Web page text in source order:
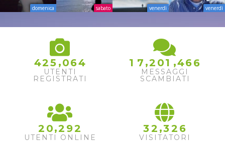
domenica sabato venerdì venerdì
425 ,064
UTENTI
REGISTRATI
1 7 ,2 01 ,466
MESSAGGI
SCAMBIATI
2 0,2 92
UTENTI ONLINE
32 ,32 6
VISITATORI